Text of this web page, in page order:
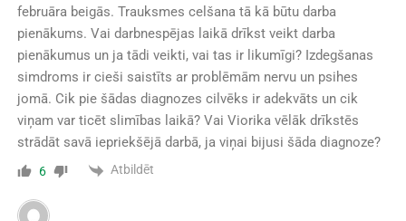
februāra beigās. Trauksmes celšana tā kā būtu darba
pienākums. Vai darbnespējas laikā drīkst veikt darba
pienākumus un ja tādi veikti, vai tas ir likumīgi? Izdegšanas
simdroms ir cieši saistīts ar problēmām nervu un psihes
jomā. Cik pie šādas diagnozes cilvēks ir adekvāts un cik
viņam var ticēt slimības laikā? Vai Viorika vēlāk drīkstēs
strādāt savā iepriekšējā darbā, ja viņai bijusi šāda diagnoze?
6 Atbildēt